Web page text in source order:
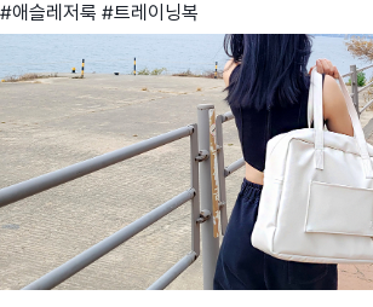
#애슬레저룩 #트레이닝복